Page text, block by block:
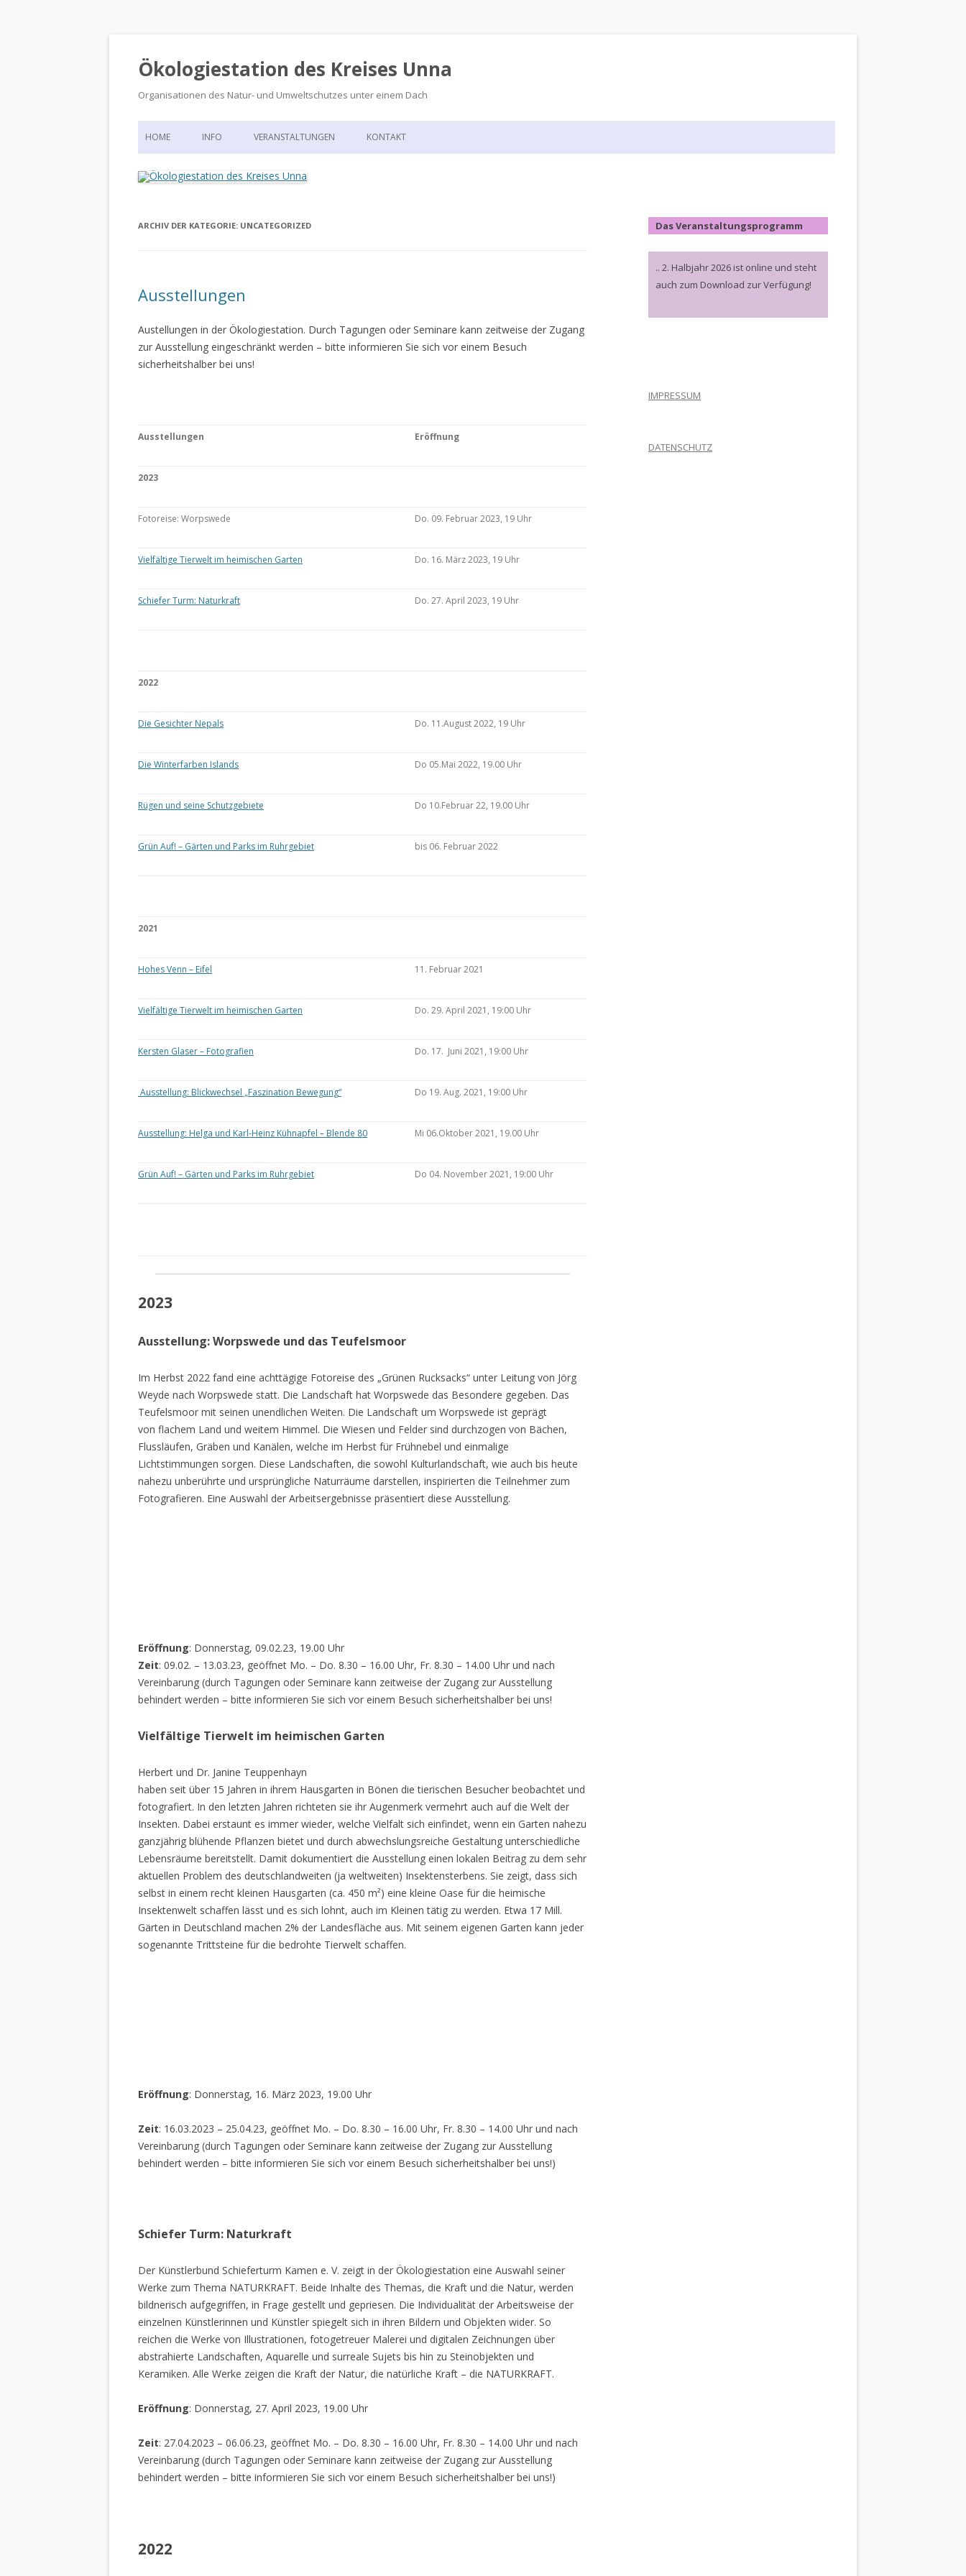
Ökologiestation des Kreises Unna
Organisationen des Natur- und Umweltschutzes unter einem Dach
Zum
HOME INFO VERANSTALTUNGEN KONTAKT
ARCHIV DER KATEGORIE: UNCATEGORIZED
Ausstellungen
Austellungen in der Ökologiestation. Durch Tagungen oder Seminare kann zeitweise der Zugang
zur Ausstellung eingeschränkt werden – bitte informieren Sie sich vor einem Besuch
sicherheitshalber bei uns!
Ausstellungen Eröffnung
2023
Fotoreise: Worpswede Do. 09. Februar 2023, 19 Uhr
Vielfältige Tierwelt im heimischen Garten Do. 16. März 2023, 19 Uhr
Schiefer Turm: Naturkraft Do. 27. April 2023, 19 Uhr
2022
Die Gesichter Nepals Do. 11.August 2022, 19 Uhr
Die Winterfarben Islands Do 05.Mai 2022, 19.00 Uhr
Rügen und seine Schutzgebiete Do 10.Februar 22, 19.00 Uhr
Grün Auf! – Gärten und Parks im Ruhrgebiet bis 06. Februar 2022
2021
Hohes Venn – Eifel 11. Februar 2021
Vielfältige Tierwelt im heimischen Garten Do. 29. April 2021, 19:00 Uhr
Kersten Glaser – Fotografien Do. 17. Juni 2021, 19:00 Uhr
Ausstellung: Blickwechsel „Faszination Bewegung“ Do 19. Aug. 2021, 19:00 Uhr
Ausstellung: Helga und Karl-Heinz Kühnapfel – Blende 80 Mi 06.Oktober 2021, 19.00 Uhr
Grün Auf! – Gärten und Parks im Ruhrgebiet Do 04. November 2021, 19:00 Uhr
2023
Ausstellung: Worpswede und das Teufelsmoor
Im Herbst 2022 fand eine achttägige Fotoreise des „Grünen Rucksacks“ unter Leitung von Jörg
Weyde nach Worpswede statt. Die Landschaft hat Worpswede das Besondere gegeben. Das
Teufelsmoor mit seinen unendlichen Weiten. Die Landschaft um Worpswede ist geprägt
von flachem Land und weitem Himmel. Die Wiesen und Felder sind durchzogen von Bächen,
Flussläufen, Gräben und Kanälen, welche im Herbst für Frühnebel und einmalige
Lichtstimmungen sorgen. Diese Landschaften, die sowohl Kulturlandschaft, wie auch bis heute
nahezu unberührte und ursprüngliche Naturräume darstellen, inspirierten die Teilnehmer zum
Fotografieren. Eine Auswahl der Arbeitsergebnisse präsentiert diese Ausstellung.
Eröffnung: Donnerstag, 09.02.23, 19.00 Uhr
Zeit: 09.02. – 13.03.23, geöffnet Mo. – Do. 8.30 – 16.00 Uhr, Fr. 8.30 – 14.00 Uhr und nach
Vereinbarung (durch Tagungen oder Seminare kann zeitweise der Zugang zur Ausstellung
behindert werden – bitte informieren Sie sich vor einem Besuch sicherheitshalber bei uns!
Vielfältige Tierwelt im heimischen Garten
Herbert und Dr. Janine Teuppenhayn
haben seit über 15 Jahren in ihrem Hausgarten in Bönen die tierischen Besucher beobachtet und
fotografiert. In den letzten Jahren richteten sie ihr Augenmerk vermehrt auch auf die Welt der
Insekten. Dabei erstaunt es immer wieder, welche Vielfalt sich einfindet, wenn ein Garten nahezu
ganzjährig blühende Pflanzen bietet und durch abwechslungsreiche Gestaltung unterschiedliche
Lebensräume bereitstellt. Damit dokumentiert die Ausstellung einen lokalen Beitrag zu dem sehr
aktuellen Problem des deutschlandweiten (ja weltweiten) Insektensterbens. Sie zeigt, dass sich
selbst in einem recht kleinen Hausgarten (ca. 450 m²) eine kleine Oase für die heimische
Insektenwelt schaffen lässt und es sich lohnt, auch im Kleinen tätig zu werden. Etwa 17 Mill.
Gärten in Deutschland machen 2% der Landesfläche aus. Mit seinem eigenen Garten kann jeder
sogenannte Trittsteine für die bedrohte Tierwelt schaffen.
Eröffnung: Donnerstag, 16. März 2023, 19.00 Uhr
Zeit: 16.03.2023 – 25.04.23, geöffnet Mo. – Do. 8.30 – 16.00 Uhr, Fr. 8.30 – 14.00 Uhr und nach
Vereinbarung (durch Tagungen oder Seminare kann zeitweise der Zugang zur Ausstellung
behindert werden – bitte informieren Sie sich vor einem Besuch sicherheitshalber bei uns!)
Schiefer Turm: Naturkraft
Der Künstlerbund Schieferturm Kamen e. V. zeigt in der Ökologiestation eine Auswahl seiner
Werke zum Thema NATURKRAFT. Beide Inhalte des Themas, die Kraft und die Natur, werden
bildnerisch aufgegriffen, in Frage gestellt und gepriesen. Die Individualität der Arbeitsweise der
einzelnen Künstlerinnen und Künstler spiegelt sich in ihren Bildern und Objekten wider. So
reichen die Werke von Illustrationen, fotogetreuer Malerei und digitalen Zeichnungen über
abstrahierte Landschaften, Aquarelle und surreale Sujets bis hin zu Steinobjekten und
Keramiken. Alle Werke zeigen die Kraft der Natur, die natürliche Kraft – die NATURKRAFT.
Eröffnung: Donnerstag, 27. April 2023, 19.00 Uhr
Zeit: 27.04.2023 – 06.06.23, geöffnet Mo. – Do. 8.30 – 16.00 Uhr, Fr. 8.30 – 14.00 Uhr und nach
Vereinbarung (durch Tagungen oder Seminare kann zeitweise der Zugang zur Ausstellung
behindert werden – bitte informieren Sie sich vor einem Besuch sicherheitshalber bei uns!)
2022
Das Veranstaltungsprogramm
.. 2. Halbjahr 2026 ist online und steht
auch zum Download zur Verfügung!
IMPRESSUM
DATENSCHUTZ